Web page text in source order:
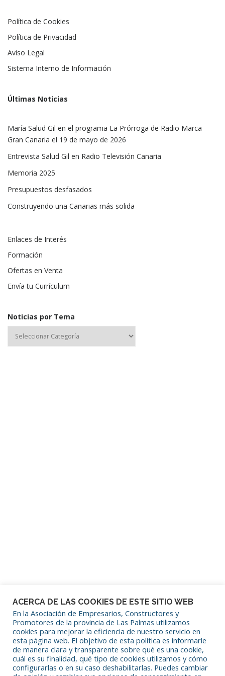
Política de Cookies
Política de Privacidad
Aviso Legal
Sistema Interno de Información
Últimas Noticias
María Salud Gil en el programa La Prórroga de Radio Marca
Gran Canaria el 19 de mayo de 2026
Entrevista Salud Gil en Radio Televisión Canaria
Memoria 2025
Presupuestos desfasados
Construyendo una Canarias más solida
Enlaces de Interés
Formación
Ofertas en Venta
Envía tu Currículum
Noticias por Tema
SÍGUENOS EN REDES SOCIALES
ACERCA DE LAS COOKIES DE ESTE SITIO WEB
En la Asociación de Empresarios, Constructores y
Promotores de la provincia de Las Palmas utilizamos
cookies para mejorar la eficiencia de nuestro servicio en
esta página web. El objetivo de esta política es informarle
de manera clara y transparente sobre qué es una cookie,
cuál es su finalidad, qué tipo de cookies utilizamos y cómo
configurarlas o en su caso deshabilitarlas. Puedes cambiar